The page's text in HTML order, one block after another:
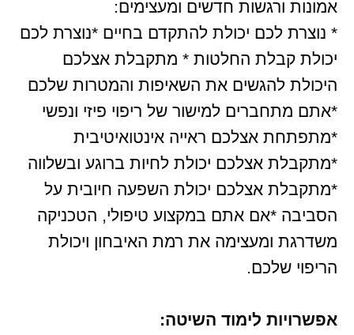
אמונות ורגשות חדשים ומעצימים:
* נוצרת לכם יכולת להתקדם בחיים *נוצרת לכם
יכולת קבלת החלטות * מתקבלת אצלכם
היכולת להגשים את השאיפות והמטרות שלכם
*אתם מתחברים למישור של ריפוי פיזי ונפשי
*מתפתחת אצלכם ראייה אינטואיטיבית
*מתקבלת אצלכם יכולת לחיות ברוגע ובשלווה
*מתקבלת אצלכם יכולת השפעה חיובית על
הסביבה *אם אתם במקצוע טיפולי, הטכניקה
משדרגת ומעצימה את רמת האיבחון ויכולת
הריפוי שלכם.
אפשרויות לימוד השיטה: